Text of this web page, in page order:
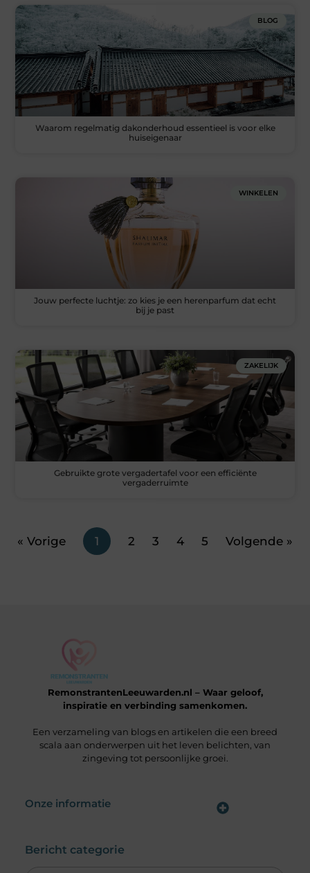
BLOG
Waarom regelmatig dakonderhoud essentieel is voor elke
huiseigenaar
WINKELEN
Jouw perfecte luchtje: zo kies je een herenparfum dat echt
bij je past
ZAKELIJK
Gebruikte grote vergadertafel voor een efficiënte
vergaderruimte
« Vorige 1 2 3 4 5 Volgende »
RemonstrantenLeeuwarden.nl – Waar geloof,
inspiratie en verbinding samenkomen.
Een verzameling van blogs en artikelen die een breed
scala aan onderwerpen uit het leven belichten, van
zingeving tot persoonlijke groei.
Onze informatie
Bericht categorie